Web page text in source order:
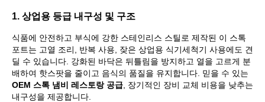
1. 상업용 등급 내구성 및 구조
식품에 안전하고 부식에 강한 스테인리스 스틸로 제작된 이 스톡
포트는 고열 조리, 반복 사용, 잦은 상업용 식기세척기 사용에도 견
딜 수 있습니다. 강화된 바닥은 뒤틀림을 방지하고 열을 고르게 분
배하여 핫스팟을 줄이고 음식의 품질을 유지합니다. 믿을 수 있는
OEM 스톡 냄비 레스토랑 공급 , 장기적인 장비 교체 비용을 낮추는
내구성을 제공합니다.